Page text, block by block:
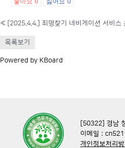
« [2025.4.4.] 죄명찾기 네비게이션 서비스
목록보기
Powered by KBoard
[50322] 경남
이메일 :
개인정보처리방